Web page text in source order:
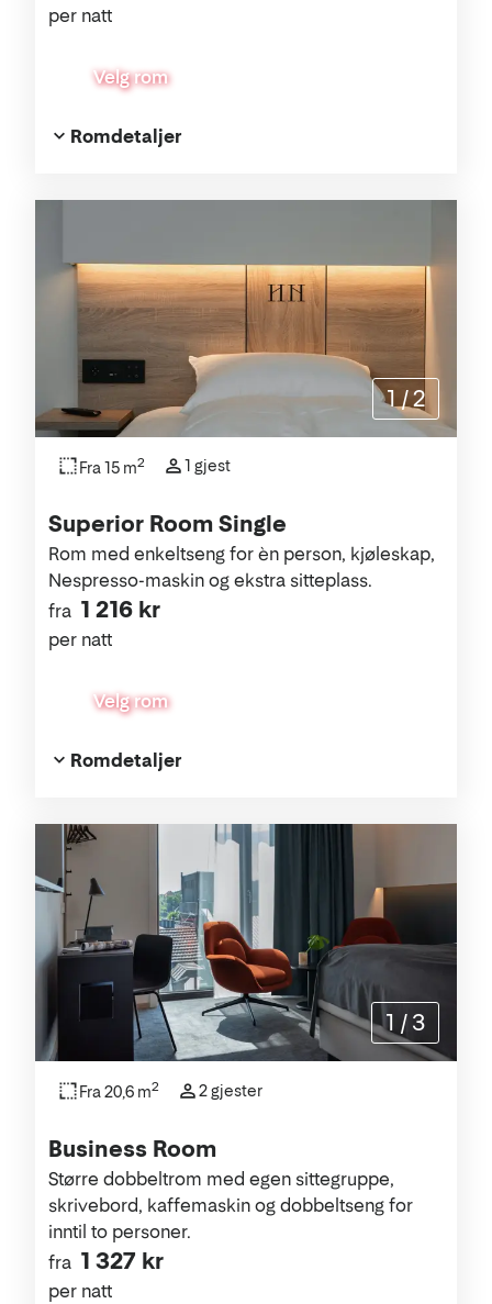
per natt
Velg rom
Romdetaljer
Superior Room Single
fra 1 216 kr
per natt
Rom med enkeltseng for èn person, kjøleskap,
Nespresso-maskin og ekstra sitteplass.
Velg rom
Fra 15 m2 1 gjest
Romdetaljer
1 /2
Business Room
fra 1 327 kr
per natt
Større dobbeltrom med egen sittegruppe,
skrivebord, kaffemaskin og dobbeltseng for
inntil to personer.
Fra 20,6 m2 2 gjester
1 / 3